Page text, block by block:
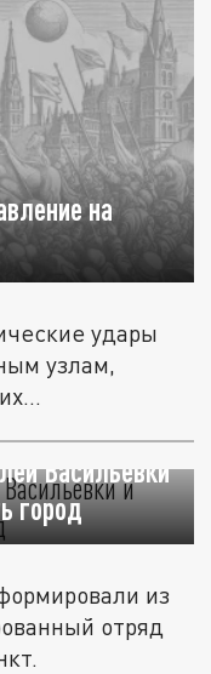
на
удары
узлам,
Васильевки
город
из
отряд